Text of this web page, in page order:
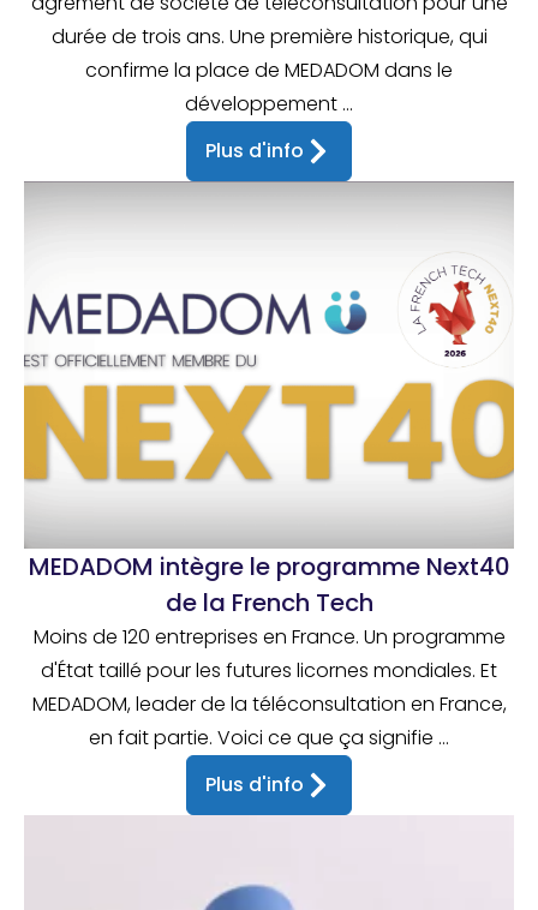
durée de trois ans. Une première historique, qui
confirme la place de MEDADOM dans le
développement ...
Plus d'info
MEDADOM intègre le programme Next40
de la French Tech
Moins de 120 entreprises en France. Un programme
d'État taillé pour les futures licornes mondiales. Et
MEDADOM, leader de la téléconsultation en France,
en fait partie. Voici ce que ça signifie ...
Plus d'info